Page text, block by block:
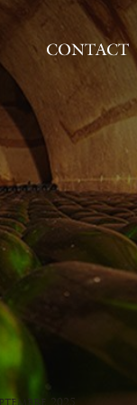
CONTACT
2025